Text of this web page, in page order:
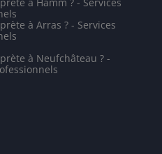
à Arras ? - Services
à Neufchâteau ? -